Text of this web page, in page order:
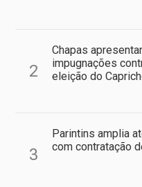
2
Chapas
impugnações
eleição do
3
Parintins amplia
com contratação